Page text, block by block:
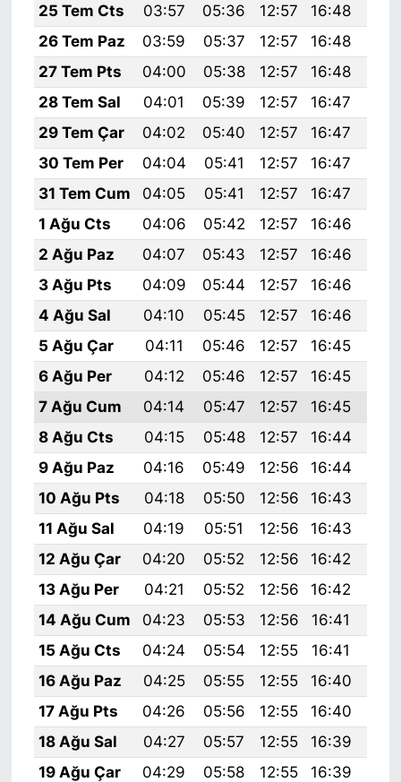
25 Tem Cts
03:57 05:36 12:57 16:48
26 Tem Paz
03:59 05:37 12:57 16:48
27 Tem Pts
04:00 05:38 12:57 16:48
28 Tem Sal
04:01 05:39 12:57 16:47
29 Tem Çar
04:02 05:40 12:57 16:47
30 Tem Per
04:04 05:41 12:57 16:47
31 Tem Cum
04:05 05:41 12:57 16:47
1 Ağu Cts
04:06 05:42 12:57 16:46
2 Ağu Paz
04:07 05:43 12:57 16:46
3 Ağu Pts
04:09 05:44 12:57 16:46
4 Ağu Sal
04:10 05:45 12:57 16:46
5 Ağu Çar
04:11 05:46 12:57 16:45
6 Ağu Per
04:12 05:46 12:57 16:45
7 Ağu Cum
04:14 05:47 12:57 16:45
8 Ağu Cts
04:15 05:48 12:57 16:44
9 Ağu Paz
04:16 05:49 12:56 16:44
10 Ağu Pts
04:18 05:50 12:56 16:43
11 Ağu Sal
04:19 05:51 12:56 16:43
12 Ağu Çar
04:20 05:52 12:56 16:42
13 Ağu Per
04:21 05:52 12:56 16:42
14 Ağu Cum
04:23 05:53 12:56 16:41
15 Ağu Cts
04:24 05:54 12:55 16:41
16 Ağu Paz
04:25 05:55 12:55 16:40
17 Ağu Pts
04:26 05:56 12:55 16:40
18 Ağu Sal
04:27 05:57 12:55 16:39
19 Ağu Çar
04:29 05:58 12:55 16:39